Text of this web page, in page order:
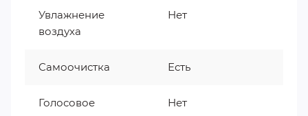
Увлажнение
воздуха
Нет
Самоочистка Есть
Голосовое
Нет